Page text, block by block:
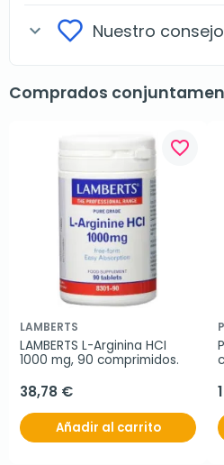
expand_more Nuestro
Comprados
favorite_border
LAMBERTS
LAMBERTS L-Arginina HCI
1000 mg, 90 comprimidos.
38,78 €
Añadir al carrito